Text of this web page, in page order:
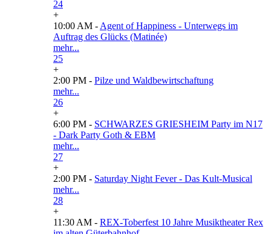
24
+
10:00 AM - Agent of Happiness - Unterwegs im
Auftrag des Glücks (Matinée)
mehr...
25
+
2:00 PM - Pilze und Waldbewirtschaftung
mehr...
26
+
6:00 PM - SCHWARZES GRIESHEIM Party im N17
- Dark Party Goth & EBM
mehr...
27
+
2:00 PM - Saturday Night Fever - Das Kult-Musical
mehr...
28
+
11:30 AM - REX-Toberfest 10 Jahre Musiktheater Rex